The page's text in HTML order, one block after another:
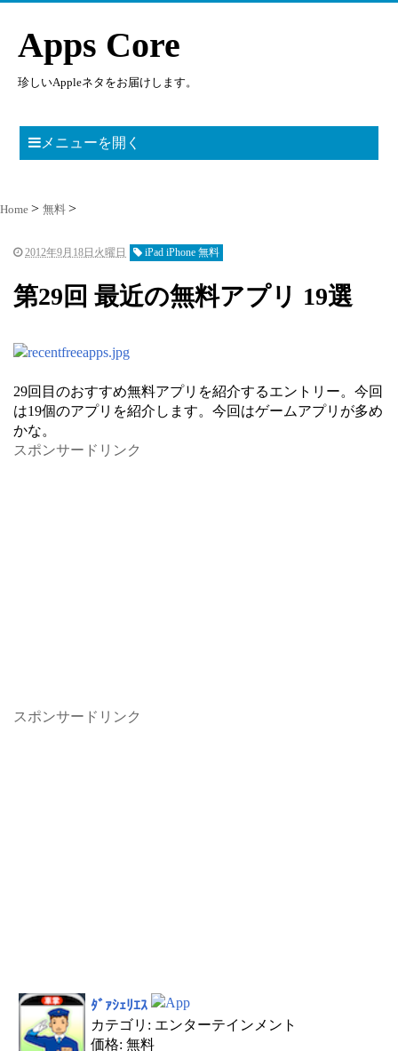
Apps Core
珍しいAppleネタをお届けします。
メニューを開く
Home 無料
2012年9月18日火曜日 iPad iPhone 無料
第29回 最近の無料アプリ 19選
29回目のおすすめ無料アプリを紹介するエントリー。今回
は19個のアプリを紹介します。今回はゲームアプリが多め
かな。
スポンサードリンク
スポンサードリンク
ﾀﾞｧｼｪﾘｴｽ
カテゴリ: エンターテインメント
価格: 無料